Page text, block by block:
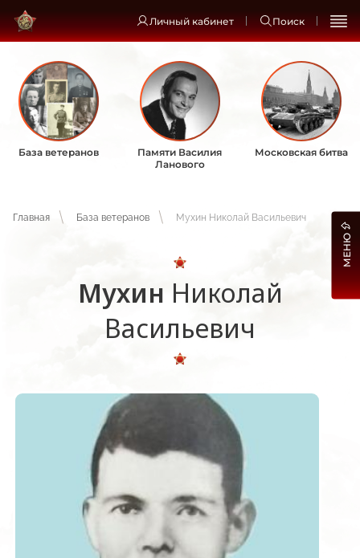
Личный кабинет Поиск
База ветеранов
Памяти Василия
Ланового
Московская битва
Главная База ветеранов Мухин Николай Васильевич
Мухин Николай
Васильевич
МЕНЮ